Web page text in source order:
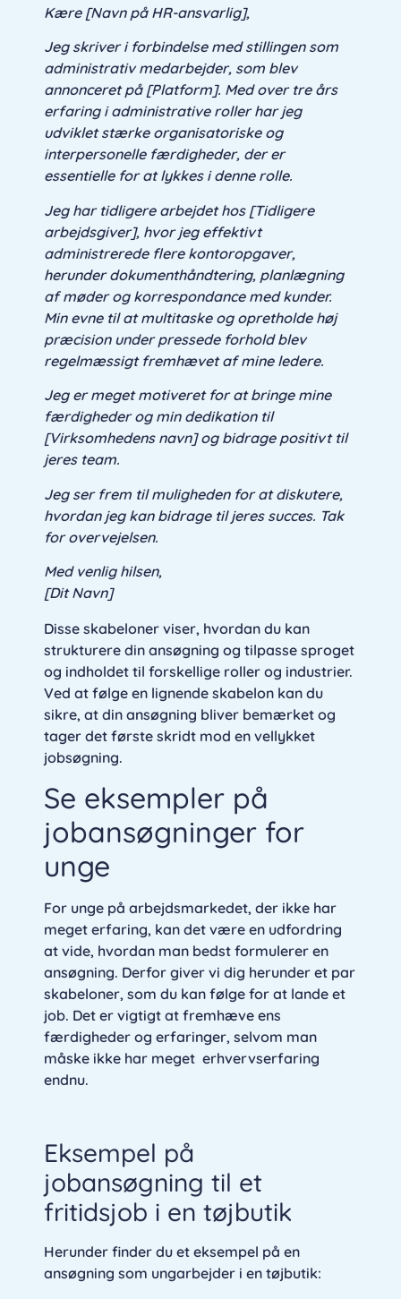
Kære [Navn på HR-ansvarlig],
Jeg skriver i forbindelse med stillingen som
administrativ medarbejder, som blev
annonceret på [Platform]. Med over tre års
erfaring i administrative roller har jeg
udviklet stærke organisatoriske og
interpersonelle færdigheder, der er
essentielle for at lykkes i denne rolle.
Jeg har tidligere arbejdet hos [Tidligere
arbejdsgiver], hvor jeg effektivt
administrerede flere kontoropgaver,
herunder dokumenthåndtering, planlægning
af møder og korrespondance med kunder.
Min evne til at multitaske og opretholde høj
præcision under pressede forhold blev
regelmæssigt fremhævet af mine ledere.
Jeg er meget motiveret for at bringe mine
færdigheder og min dedikation til
[Virksomhedens navn] og bidrage positivt til
jeres team.
Jeg ser frem til muligheden for at diskutere,
hvordan jeg kan bidrage til jeres succes. Tak
for overvejelsen.
Med venlig hilsen,
[Dit Navn]
Disse skabeloner viser, hvordan du kan
strukturere din ansøgning og tilpasse sproget
og indholdet til forskellige roller og industrier.
Ved at følge en lignende skabelon kan du
sikre, at din ansøgning bliver bemærket og
tager det første skridt mod en vellykket
jobsøgning.
Se eksempler på
jobansøgninger for
unge
For unge på arbejdsmarkedet, der ikke har
meget erfaring, kan det være en udfordring
at vide, hvordan man bedst formulerer en
ansøgning. Derfor giver vi dig herunder et par
skabeloner, som du kan følge for at lande et
job. Det er vigtigt at fremhæve ens
færdigheder og erfaringer, selvom man
måske ikke har meget erhvervserfaring
endnu.
Eksempel på
jobansøgning til et
fritidsjob i en tøjbutik
Herunder finder du et eksempel på en
ansøgning som ungarbejder i en tøjbutik: